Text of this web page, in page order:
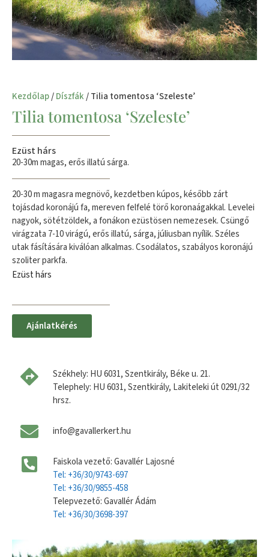
Kezdőlap/Díszfák/ Tilia tomentosa ‘Szeleste’
Tilia tomentosa ‘Szeleste’
Ezüst hárs
20-30m magas, erős illatú sárga.
20-30 m magasra megnövő, kezdetben kúpos, később zárt
tojásdad koronájú fa, mereven felfelé törő koronaágakkal. Levelei
nagyok, sötétzöldek, a fonákon ezüstösen nemezesek. Csüngő
virágzata 7-10 virágú, erős illatú, sárga, júliusban nyílik. Széles
utak fásítására kiválóan alkalmas. Csodálatos, szabályos koronájú
szoliter parkfa.
Ezüst hárs
Ajánlatkérés
Székhely: HU 6031, Szentkirály, Béke u. 21.
Telephely: HU 6031, Szentkirály, Lakiteleki út 0291/32
hrsz.
info@gavallerkert.hu
Faiskola vezető: Gavallér Lajosné
Tel: +36/30/9743-697
Tel: +36/30/9855-458
Telepvezető: Gavallér Ádám
Tel: +36/30/3698-397